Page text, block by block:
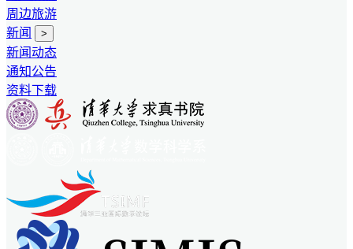
周边旅游
新闻
>
新闻动态
通知公告
资料下载